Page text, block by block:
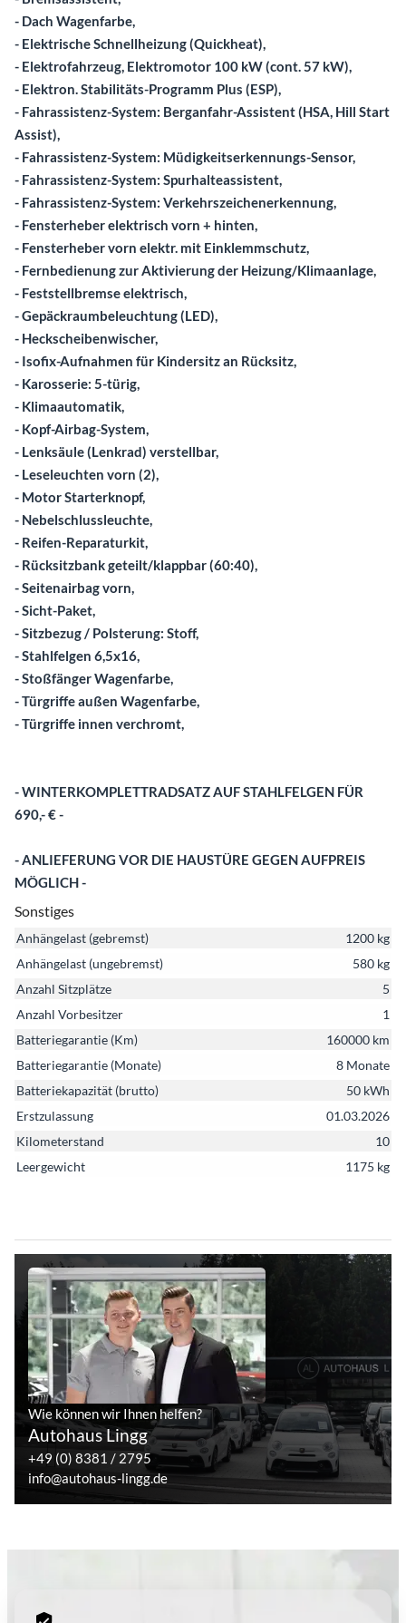
- Dach Wagenfarbe,
- Elektrische Schnellheizung (Quickheat),
- Elektrofahrzeug, Elektromotor 100 kW (cont. 57 kW),
- Elektron. Stabilitäts-Programm Plus (ESP),
- Fahrassistenz-System: Berganfahr-Assistent (HSA, Hill Start
Assist),
- Fahrassistenz-System: Müdigkeitserkennungs-Sensor,
- Fahrassistenz-System: Spurhalteassistent,
- Fahrassistenz-System: Verkehrszeichenerkennung,
- Fensterheber elektrisch vorn + hinten,
- Fensterheber vorn elektr. mit Einklemmschutz,
- Fernbedienung zur Aktivierung der Heizung/Klimaanlage,
- Feststellbremse elektrisch,
- Gepäckraumbeleuchtung (LED),
- Heckscheibenwischer,
- Isofix-Aufnahmen für Kindersitz an Rücksitz,
- Karosserie: 5-türig,
- Klimaautomatik,
- Kopf-Airbag-System,
- Lenksäule (Lenkrad) verstellbar,
- Leseleuchten vorn (2),
- Motor Starterknopf,
- Nebelschlussleuchte,
- Reifen-Reparaturkit,
- Rücksitzbank geteilt/klappbar (60:40),
- Seitenairbag vorn,
- Sicht-Paket,
- Sitzbezug / Polsterung: Stoff,
- Stahlfelgen 6,5x16,
- Stoßfänger Wagenfarbe,
- Türgriffe außen Wagenfarbe,
- Türgriffe innen verchromt,
- WINTERKOMPLETTRADSATZ AUF STAHLFELGEN FÜR
690,- € -
- ANLIEFERUNG VOR DIE HAUSTÜRE GEGEN AUFPREIS
MÖGLICH -
Sonstiges
Anhängelast (gebremst)
1200 kg
Anhängelast (ungebremst)
580 kg
Anzahl Sitzplätze
5
Anzahl Vorbesitzer
1
Batteriegarantie (Km)
160000 km
Batteriegarantie (Monate)
8 Monate
Batteriekapazität (brutto)
50 kWh
Erstzulassung
01.03.2026
Kilometerstand
10
Leergewicht
1175 kg
Wie können wir Ihnen helfen?
Autohaus Lingg
+49 (0) 8381 / 2795
info@autohaus-lingg.de